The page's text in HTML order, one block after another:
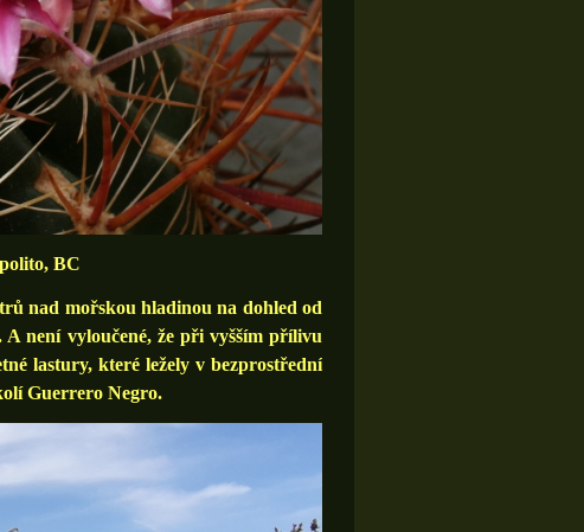
BC
nad mořskou hladinou na dohled od
není vyloučené, že při vyšším přílivu
lastury, které ležely v bezprostřední
Guerrero Negro.